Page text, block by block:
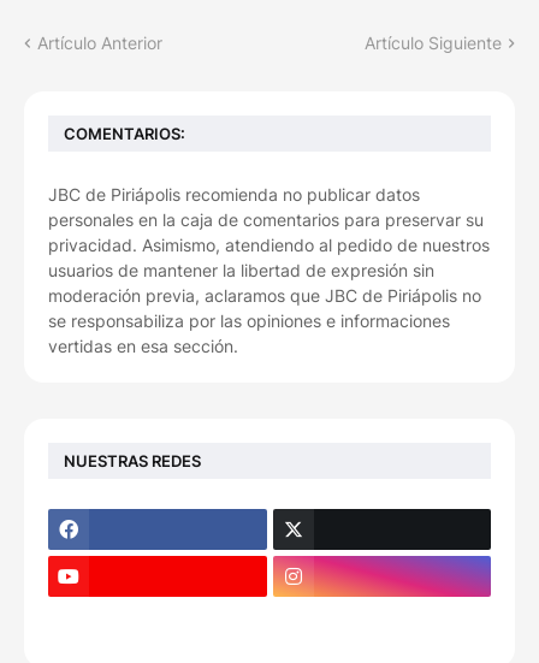
Artículo Anterior Artículo Siguiente
COMENTARIOS:
JBC de Piriápolis recomienda no publicar datos
personales en la caja de comentarios para preservar su
privacidad. Asimismo, atendiendo al pedido de nuestros
usuarios de mantener la libertad de expresión sin
moderación previa, aclaramos que JBC de Piriápolis no
se responsabiliza por las opiniones e informaciones
vertidas en esa sección.
NUESTRAS REDES